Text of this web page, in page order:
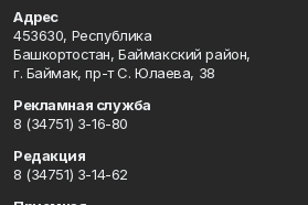
Адрес
453630, Республика
Башкортостан, Баймакский район,
г. Баймак, пр-т С. Юлаева, 38
Рекламная служба
8 (34751) 3-16-80
Редакция
8 (34751) 3-14-62